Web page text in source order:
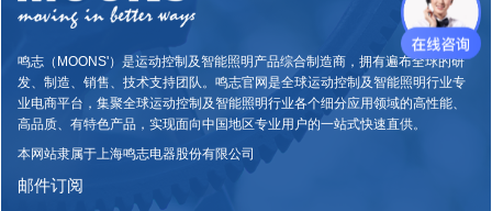
鸣志（MOONS'）是运动控制及智能照明产品综合制造商，拥有遍布全球的研
发、制造、销售、技术支持团队。鸣志官网是全球运动控制及智能照明行业专
业电商平台，集聚全球运动控制及智能照明行业各个细分应用领域的高性能、
高品质、有特色产品，实现面向中国地区专业用户的一站式快速直供。
本网站隶属于上海鸣志电器股份有限公司
邮件订阅